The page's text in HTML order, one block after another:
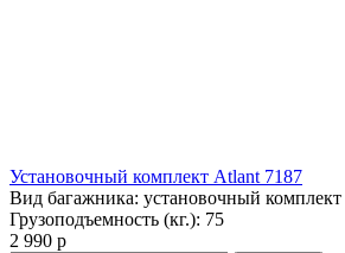
Установочный комплект Atlant 7187
Вид багажника: установочный комплект
Грузоподъемность (кг.): 75
2 990 р